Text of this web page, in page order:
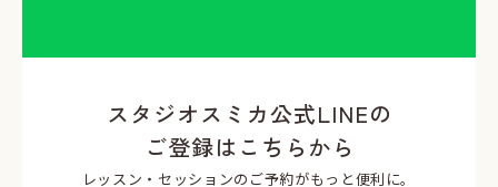
スタジオスミカ公式LINEの
ご登録はこちらから
レッスン・セッションのご予約がもっと便利に。